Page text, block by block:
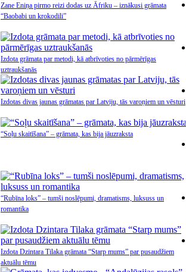
Zane Eniņa pirmo reizi dodas uz Āfriku – iznākusi grāmata
“Baobabi un krokodili”
Izdota grāmata par metodi, kā atbrīvoties no pārmērīgas
uztraukšanās
Izdotas divas jaunas grāmatas par Latviju, tās varoņiem un vēsturi
“Soļu skaitīšana” – grāmata, kas bija jāuzraksta
“Rubīna loks” – tumši noslēpumi, dramatisms, luksuss un
romantika
Izdota Dzintara Tilaka grāmata “Starp mums” par pusaudžiem
aktuālu tēmu